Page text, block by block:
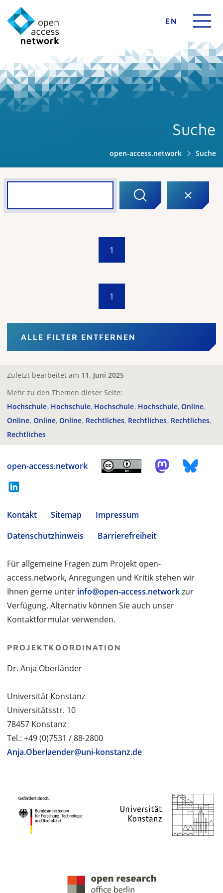
EN
Suche
open-access.network Suche
1
1
ALLE FILTER ENTFERNEN
Zuletzt bearbeitet am 11. Juni 2025
Mehr zu den Themen dieser Seite:
Hochschule Hochschule Hochschule Hochschule Online
Online Online Online Rechtliches Rechtliches Rechtliches
Rechtliches
open-access.network
Kontakt Sitemap
Impressum
Datenschutzhinweis
Barrierefreiheit
Für allgemeine Fragen zum Projekt open-
access.network, Anregungen und Kritik stehen wir
Ihnen gerne unter info@open-access.networkzur
Verfügung. Alternativ können Sie auch unser
Kontaktformular verwenden.
PROJEKTKOORDINATION
Dr. Anja Oberländer
Universität Konstanz
Universitätsstr. 10
78457 Konstanz
Tel.: +49 (0)7531 / 88-2800
Anja.Oberlaender@uni-konstanz.de